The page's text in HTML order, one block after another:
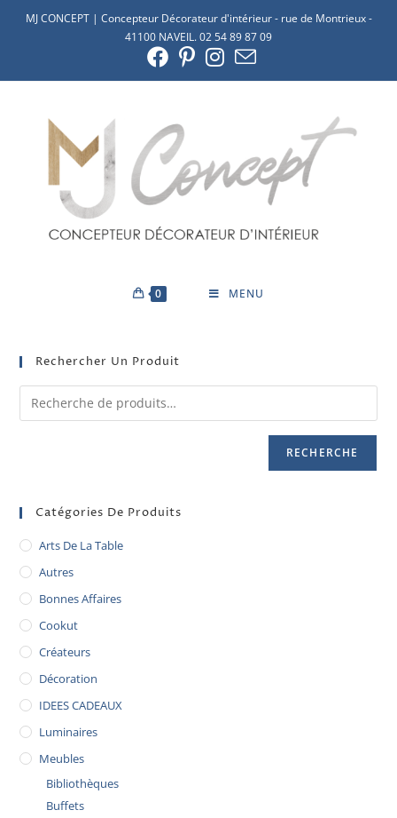
MJ CONCEPT | Concepteur Décorateur d'intérieur - rue de Montrieux -
41100 NAVEIL. 02 54 89 87 09
0 MENU
Rechercher Un Produit
RECHERCHE
Catégories De Produits
Arts De La Table
Autres
Bonnes Affaires
Cookut
Créateurs
Décoration
IDEES CADEAUX
Luminaires
Meubles
Bibliothèques
Buffets